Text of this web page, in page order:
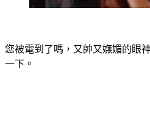
您被電到了嗎，又帥又嫵媚的眼
一下。